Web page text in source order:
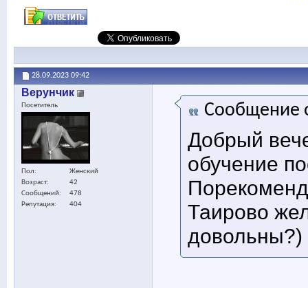
28.09.2023 09:42
Верунчик
Посетитель
Пол
Женский
Возраст
42
Сообщений
478
Репутация
404
Сообщение
Добрый
обучение
Таирово
довольны?)